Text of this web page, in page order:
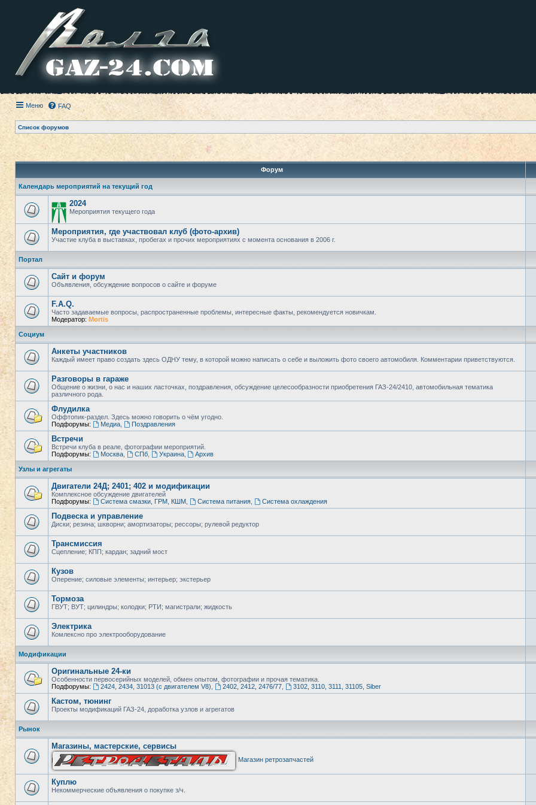
Меню FAQ
Список форумов
Форум
Календарь мероприятий на текущий год
2024
Мероприятия текущего года
Мероприятия, где участвовал клуб (фото-архив)
Участие клуба в выставках, пробегах и прочих мероприятиях с момента основания в 2006 г.
Портал
Сайт и форум
Объявления, обсуждение вопросов о сайте и форуме
F.A.Q.
Часто задаваемые вопросы, распространенные проблемы, интересные факты, рекомендуется новичкам.
Модератор: Mortis
Социум
Анкеты участников
Каждый имеет право создать здесь ОДНУ тему, в которой можно написать о себе и выложить фото своего автомобиля. Комментарии приветствуются.
Разговоры в гараже
Общение о жизни, о нас и наших ласточках, поздравления, обсуждение целесообразности приобретения ГАЗ-24/2410, автомобильная тематика
различного рода.
Флудилка
Оффтопик-раздел. Здесь можно говорить о чём угодно.
Подфорумы:
Медиа, Поздравления
Встречи
Встречи клуба в реале, фотографии мероприятий.
Подфорумы:
Москва, СПб, Украина, Архив
Узлы и агрегаты
Двигатели 24Д; 2401; 402 и модификации
Комплексное обсуждение двигателей
Подфорумы:
Система смазки, ГРМ, КШМ, Система питания, Система охлаждения
Подвеска и управление
Диски; резина; шкворни; амортизаторы; рессоры; рулевой редуктор
Трансмиссия
Сцепление; КПП; кардан; задний мост
Кузов
Оперение; силовые элементы; интерьер; экстерьер
Тормоза
ГВУТ; ВУТ; цилиндры; колодки; РТИ; магистрали; жидкость
Электрика
Комлексно про электрооборудование
Модификации
Оригинальные 24-ки
Особенности первосерийных моделей, обмен опытом, фотографии и прочая тематика.
Подфорумы:
2424, 2434, 31013 (с двигателем V8) 2402, 2412, 2476/77, 3102, 3110, 3111, 31105, Siber
Кастом, тюнинг
Проекты модификаций ГАЗ-24, доработка узлов и агрегатов
Рынок
Магазины, мастерские, сервисы
Магазин ретрозапчастей
Куплю
Некоммерческие объявления о покупке з/ч.